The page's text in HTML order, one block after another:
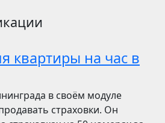
квартиры на час в
в своём модуле
страховки. Он